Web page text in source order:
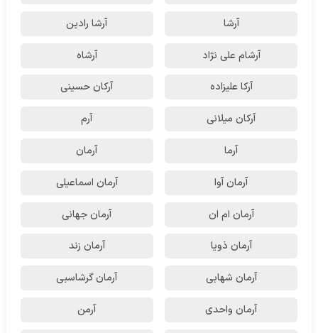
آرشا آرشا رادین
آرشام علی نژاد آرشاه
آرکا علیزاده آرکان حسینی
آرکان میلانی آرم
آرما آرمان
آرمان آوا آرمان اسماعیلی
آرمان ام ان آرمان جهانی
آرمان ذویا آرمان زند
آرمان شهابی آرمان گرشاسبی
آرمان واحدی آرمن